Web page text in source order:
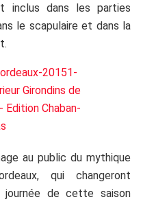
inclus dans les parties
le scapulaire et dans la
au public du mythique
qui changeront
journée de cette saison